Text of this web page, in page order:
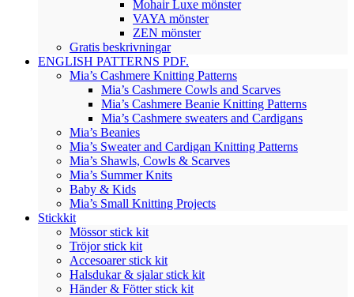
Mohair Luxe mönster
VAYA mönster
ZEN mönster
Gratis beskrivningar
ENGLISH PATTERNS PDF.
Mia’s Cashmere Knitting Patterns
Mia’s Cashmere Cowls and Scarves
Mia’s Cashmere Beanie Knitting Patterns
Mia’s Cashmere sweaters and Cardigans
Mia’s Beanies
Mia’s Sweater and Cardigan Knitting Patterns
Mia’s Shawls, Cowls & Scarves
Mia’s Summer Knits
Baby & Kids
Mia’s Small Knitting Projects
Stickkit
Mössor stick kit
Tröjor stick kit
Accesoarer stick kit
Halsdukar & sjalar stick kit
Händer & Fötter stick kit